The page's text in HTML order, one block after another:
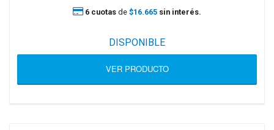
6 cuotas de $16.665 sin interés.
DISPONIBLE
VER PRODUCTO